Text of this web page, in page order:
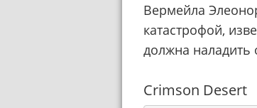
Вермейла
катастрофой,
должна наладить
Crimson Desert